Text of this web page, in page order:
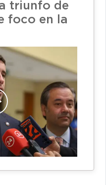
triunfo de
foco en la